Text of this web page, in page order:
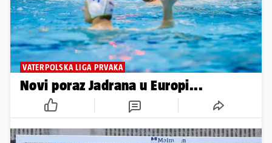
VATERPOLSKA LIGA PRVAKA
Novi poraz Jadrana u Europi...